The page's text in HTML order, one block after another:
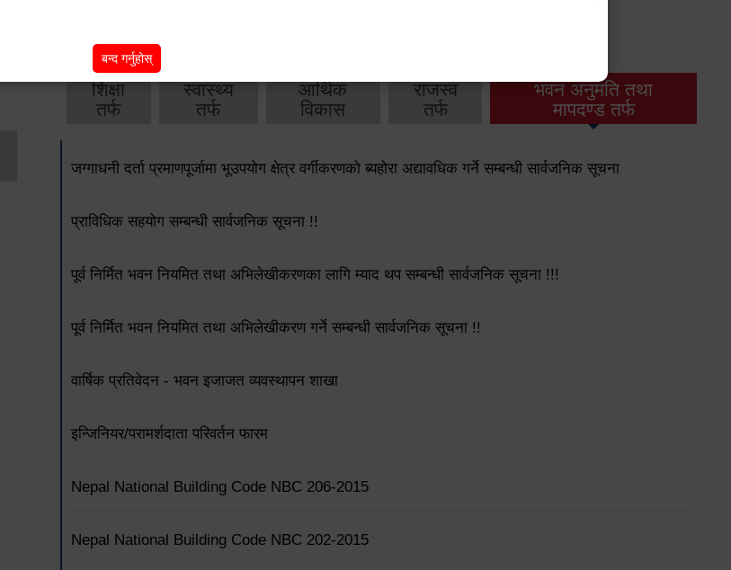
अन्य विवरणहरु
शिक्षा
तर्फ
स्वास्थ्य
तर्फ
आर्थिक
विकास
राजस्व
तर्फ
भवन अनुमति तथा
मापदण्ड तर्फ
जग्गाधनी दर्ता प्रमाणपूर्जामा भूउपयोग क्षेत्र वर्गीकरणको ब्यहोरा अद्यावधिक गर्ने सम्बन्धी सार्वजनिक सूचना
प्राविधिक सहयोग सम्बन्धी सार्वजनिक सूचना !!
पूर्व निर्मित भवन नियमित तथा अभिलेखीकरणका लागि म्याद थप सम्बन्धी सार्वजनिक सूचना !!!
पूर्व निर्मित भवन नियमित तथा अभिलेखीकरण गर्ने सम्बन्धी सार्वजनिक सूचना !!
वार्षिक प्रतिवेदन - भवन इजाजत व्यवस्थापन शाखा
इन्जिनियर/परामर्शदाता परिवर्तन फारम
Nepal National Building Code NBC 206-2015
Nepal National Building Code NBC 202-2015
बन्द गर्नुहोस्